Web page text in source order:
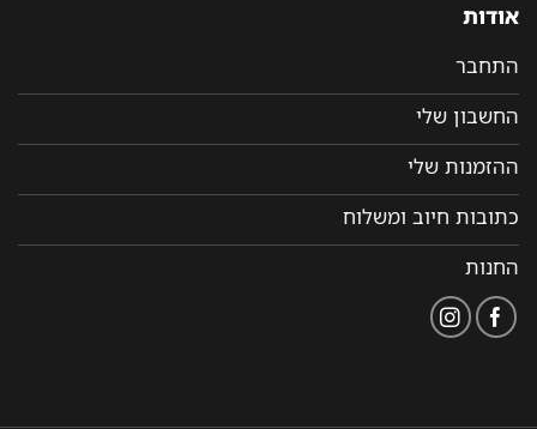
אודות
התחבר
החשבון שלי
ההזמנות שלי
כתובות חיוב ומשלוח
החנות